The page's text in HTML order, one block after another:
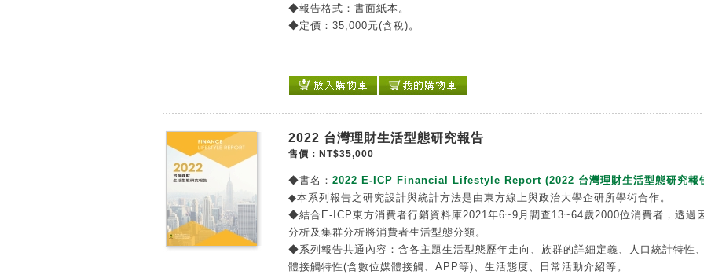
◆報告格式：書面紙本。
◆定價：35,000元(含稅)。
2022 台灣理財生活型態研究報告
售價：NT$35,000
◆書名： 2022 E-ICP Financial Lifestyle Report (2022 台灣理財生活型態研究報
◆本系列報告之研究設計與統計方法是由東方線上與政治大學企研所學術合作。
◆結合E-ICP東方消費者行銷資料庫2021年6~9月調查13~64歲2000位消費者，透過
分析及集群分析將消費者生活型態分類。
◆系列報告共通內容：含各主題生活型態歷年走向、族群的詳細定義、人口統計特性
體接觸特性(含數位媒體接觸、APP等)、生活態度、日常活動介紹等。